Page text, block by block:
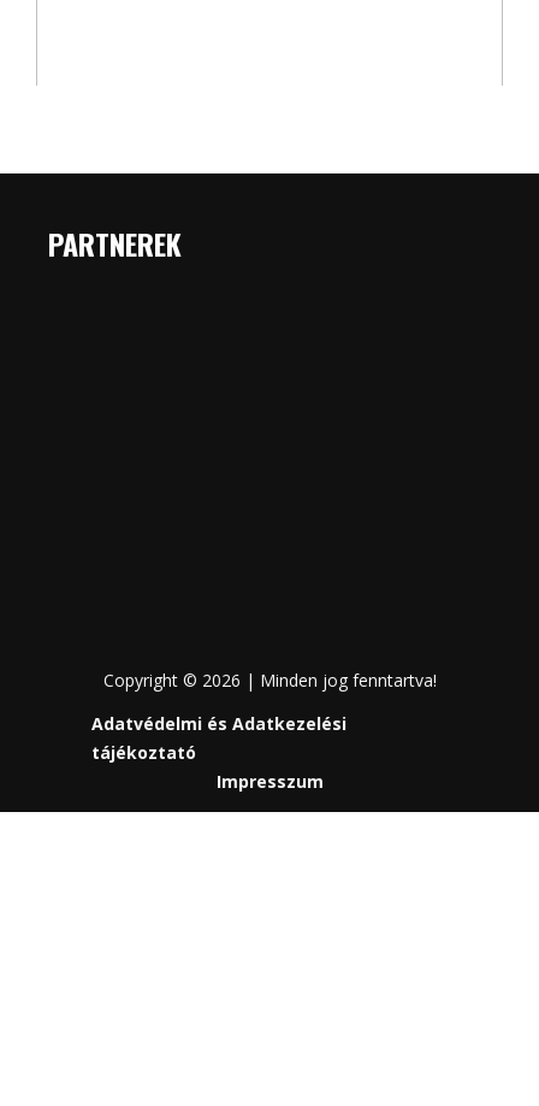
PARTNEREK
Copyright © 2026 | Minden jog fenntartva!
Adatvédelmi és Adatkezelési
tájékoztató
Impresszum